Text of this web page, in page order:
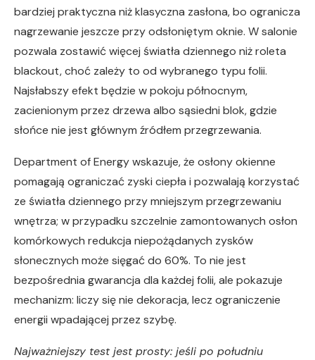
bardziej praktyczna niż klasyczna zasłona, bo ogranicza
nagrzewanie jeszcze przy odsłoniętym oknie. W salonie
pozwala zostawić więcej światła dziennego niż roleta
blackout, choć zależy to od wybranego typu folii.
Najsłabszy efekt będzie w pokoju północnym,
zacienionym przez drzewa albo sąsiedni blok, gdzie
słońce nie jest głównym źródłem przegrzewania.
Department of Energy wskazuje, że osłony okienne
pomagają ograniczać zyski ciepła i pozwalają korzystać
ze światła dziennego przy mniejszym przegrzewaniu
wnętrza; w przypadku szczelnie zamontowanych osłon
komórkowych redukcja niepożądanych zysków
słonecznych może sięgać do 60%. To nie jest
bezpośrednia gwarancja dla każdej folii, ale pokazuje
mechanizm: liczy się nie dekoracja, lecz ograniczenie
energii wpadającej przez szybę.
Najważniejszy test jest prosty: jeśli po południu